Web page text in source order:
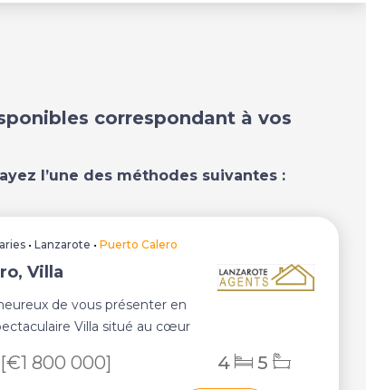
correspondant à vos
l’une des méthodes suivantes :
•Lanzarote •Puerto Calero
Villa
de vous présenter en
Villa situé au cœur
[€1 800 000] 4 5